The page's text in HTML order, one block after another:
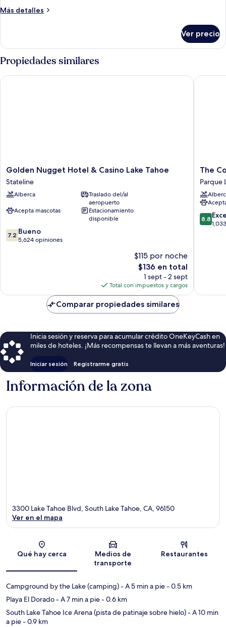
King
Más detalles
Más
Deluxe,
1
cama
King
size
Ver precio
Propiedades similares
Golden
Nugget
Hotel
&
Lake
Stateline
Golden Nugget Hotel & Casino Lake Tahoe
Stateline
Alberca
Traslado del/al
aeropuerto
Acepta mascotas
Estacionamiento
disponible
7.2
de
7.2 Bueno
5,624 opiniones
$115 por noche
El
precio
actual
es
de
$136
$136 en total
1 sept - 2 sept
Total con impuestos y cargos
Golden Nugget Hotel & Casino Lake Tahoe
The
Hotel
Parque
Lakeside
The
Parque
8.8
de
8.8
The
Comparar propiedades similares
Inicia sesión y reserva para acumular crédito OneKeyCash en
miles de hoteles. ¡Más recompensas te llevan a más aventuras!
Iniciar sesión Registrarme gratis
Información de la zona
Sección del mapa
3300 Lake Tahoe Blvd, South Lake Tahoe, CA, 96150
Ver en el mapa
Qué hay cerca
Medios de
transporte
Restaurantes
Campground by the Lake (camping)- A 5 min a pie- 0.5 km
Playa El Dorado- A 7 min a pie- 0.6 km
South Lake Tahoe Ice Arena (pista de patinaje sobre hielo)- A 10 min
a pie- 0.9 km